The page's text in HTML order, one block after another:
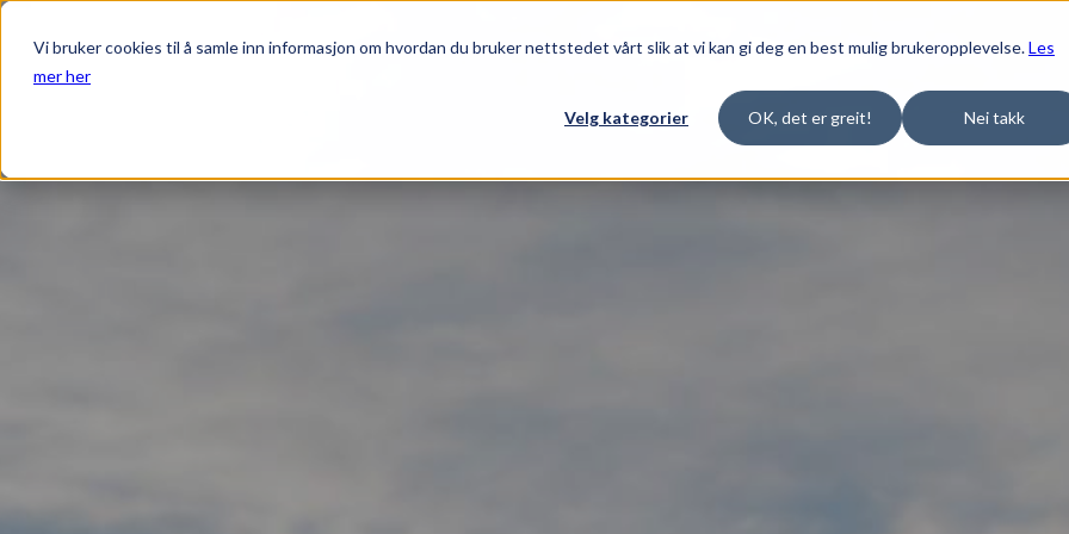
Vi bruker cookies til å samle inn informasjon om hvordan du bruker nettstedet vårt slik at vi kan gi deg en best mulig brukeropplevelse.Les
mer her
Velg kategorier OK, det er greit! Nei takk